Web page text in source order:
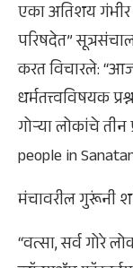
एका अतिशय गंभीर
परिषदेत”
करत विचारले:
धर्मतत्त्वविषयक
गोऱ्या लोकांचे
people in
मंचावरील गुरूंनी
“वत्सा, सर्व गोरे